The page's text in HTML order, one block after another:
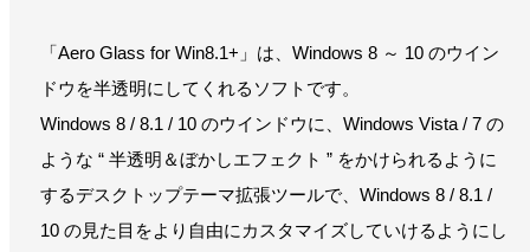
「Aero Glass for Win8.1+」は、Windows 8 ～ 10 のウイン
ドウを半透明にしてくれるソフトです。
Windows 8 / 8.1 / 10 のウインドウに、Windows Vista / 7 の
ような “ 半透明＆ぼかしエフェクト ” をかけられるように
するデスクトップテーマ拡張ツールで、Windows 8 / 8.1 /
10 の見た目をより自由にカスタマイズしていけるようにし